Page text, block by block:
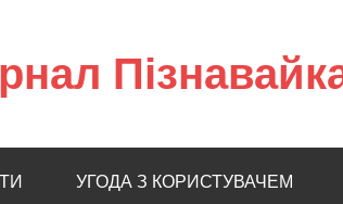
УГОДА З КОРИСТУВАЧЕМ